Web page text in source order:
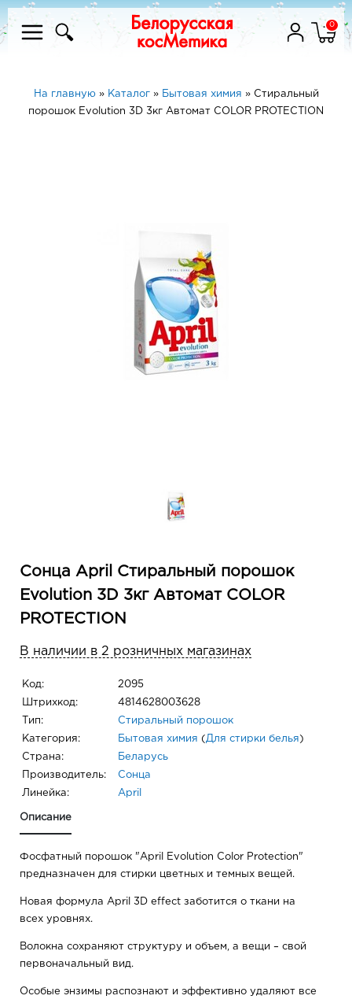
0
На главную» Каталог» Бытовая химия » Стиральный
порошок Evolution 3D 3кг Автомат COLOR PROTECTION
Сонца April Стиральный порошок
Evolution 3D 3кг Автомат COLOR
PROTECTION
В наличии в 2 розничных магазинах
Код: 2095
Штрихкод: 4814628003628
Тип: Стиральный порошок
Категория: Бытовая химия ( Для стирки белья )
Страна: Беларусь
Производитель: Сонца
Линейка: April
Описание
Фосфатный порошок "April Evolution Color Protection"
предназначен для стирки цветных и темных вещей.
Новая формула April 3D effect заботится о ткани на
всех уровнях.
Волокна сохраняют структуру и объем, а вещи – свой
первоначальный вид.
Особые энзимы распознают и эффективно удаляют все